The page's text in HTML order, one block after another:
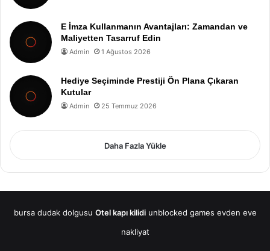
E İmza Kullanmanın Avantajları: Zamandan ve
Maliyetten Tasarruf Edin
Admin 1 Ağustos 2026
Hediye Seçiminde Prestiji Ön Plana Çıkaran
Kutular
Admin 25 Temmuz 2026
Daha Fazla Yükle
bursa dudak dolgusu Otel kapı kilidi unblocked games evden eve
nakliyat